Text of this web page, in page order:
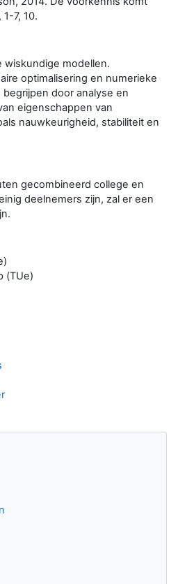
7, 10.
wiskundige modellen.
optimalisering en numerieke
door analyse en
eigenschappen van
nauwkeurigheid, stabiliteit en
gecombineerd college en
deelnemers zijn, zal er een
(TUe)